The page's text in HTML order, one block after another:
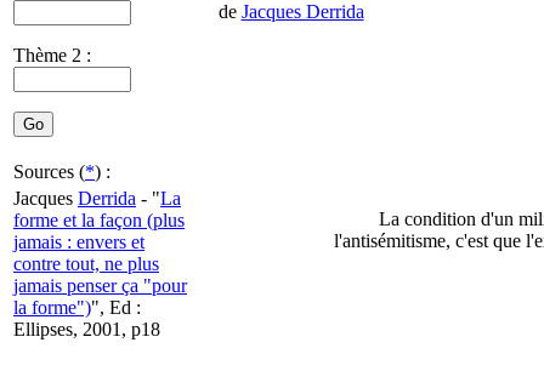
Thème 2 :
de Jacques Derrida
Sources (*) :
Jacques Derrida - "La
forme et la façon (plus
jamais : envers et
contre tout, ne plus
jamais penser ça "pour
la forme")", Ed :
Ellipses, 2001, p18
La condition d'un
l'antisémitisme, c'est que